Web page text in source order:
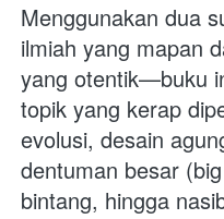
Menggunakan dua
ilmiah yang mapan
yang otentik—buku
topik yang kerap
evolusi, desain
dentuman besar
bintang, hingga